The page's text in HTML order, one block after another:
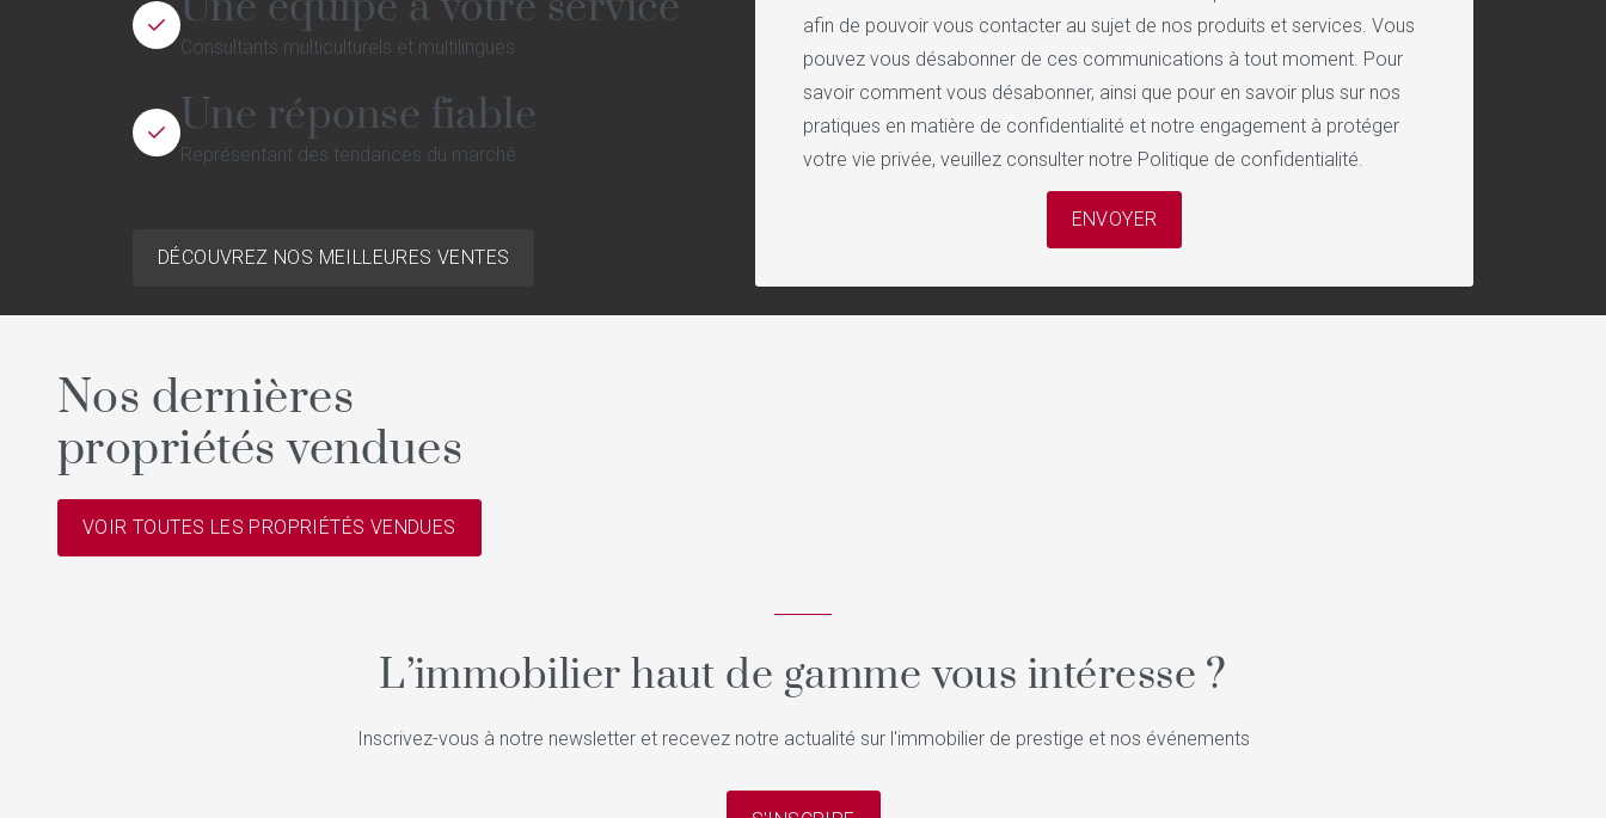
Consultants multiculturels et multilingues
Une réponse fiable
Représentant des tendances du marché
DÉCOUVREZ NOS MEILLEURES VENTES
afin de pouvoir vous contacter au sujet de nos produits et services. Vous
pouvez vous désabonner de ces communications à tout moment. Pour
savoir comment vous désabonner, ainsi que pour en savoir plus sur nos
pratiques en matière de confidentialité et notre engagement à protéger
votre vie privée, veuillez consulter notre Politique de confidentialité.
Nos dernières
propriétés vendues
VOIR TOUTES LES PROPRIÉTÉS VENDUES
L’immobilier haut de gamme vous intéresse ?
Inscrivez-vous à notre newsletter et recevez notre actualité sur l'immobilier de prestige et nos événements